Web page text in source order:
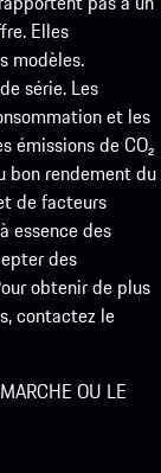
Elles
modèles.
série. Les
et les
émissions de CO₂
bon rendement du
de facteurs
essence des
des
obtenir de plus
contactez le
OU LE